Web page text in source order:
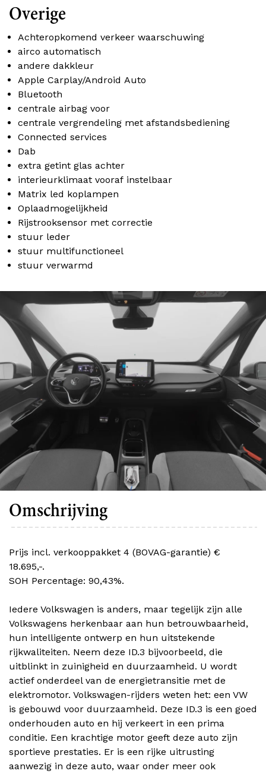
Overige
Achteropkomend verkeer waarschuwing
airco automatisch
andere dakkleur
Apple Carplay/Android Auto
Bluetooth
centrale airbag voor
centrale vergrendeling met afstandsbediening
Connected services
Dab
extra getint glas achter
interieurklimaat vooraf instelbaar
Matrix led koplampen
Oplaadmogelijkheid
Rijstrooksensor met correctie
stuur leder
stuur multifunctioneel
stuur verwarmd
Omschrijving
Prijs incl. verkooppakket 4 (BOVAG-garantie) €
18.695,-.
SOH Percentage: 90,43%.
Iedere Volkswagen is anders, maar tegelijk zijn alle
Volkswagens herkenbaar aan hun betrouwbaarheid,
hun intelligente ontwerp en hun uitstekende
rijkwaliteiten. Neem deze ID.3 bijvoorbeeld, die
uitblinkt in zuinigheid en duurzaamheid. U wordt
actief onderdeel van de energietransitie met de
elektromotor. Volkswagen-rijders weten het: een VW
is gebouwd voor duurzaamheid. Deze ID.3 is een goed
onderhouden auto en hij verkeert in een prima
conditie. Een krachtige motor geeft deze auto zijn
sportieve prestaties. Er is een rijke uitrusting
aanwezig in deze auto, waar onder meer ook